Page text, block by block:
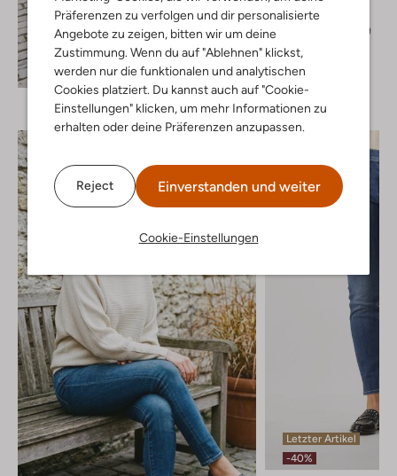
Präferenzen zu verfolgen und dir personalisierte
Angebote zu zeigen, bitten wir um deine
Zustimmung. Wenn du auf "Ablehnen" klickst,
werden nur die funktionalen und analytischen
Cookies platziert. Du kannst auch auf "Cookie-
Einstellungen" klicken, um mehr Informationen zu
erhalten oder deine Präferenzen anzupassen.
Reject Einverstanden und weiter
Cookie-Einstellungen
Entdecke den Look
Schlaghose
€ 79,99
+ mehr farben
Letzter Artikel
-40%